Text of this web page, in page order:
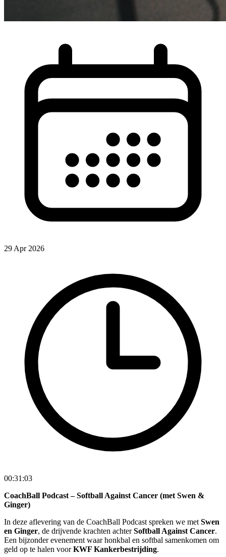
29 Apr 2026
00:31:03
CoachBall Podcast – Softball Against Cancer (met Swen &
Ginger)
In deze aflevering van de CoachBall Podcast spreken we metSwen
en Ginger, de drijvende krachten achterSoftball Against Cancer.
Een bijzonder evenement waar honkbal en softbal samenkomen om
geld op te halen voorKWF Kankerbestrijding.